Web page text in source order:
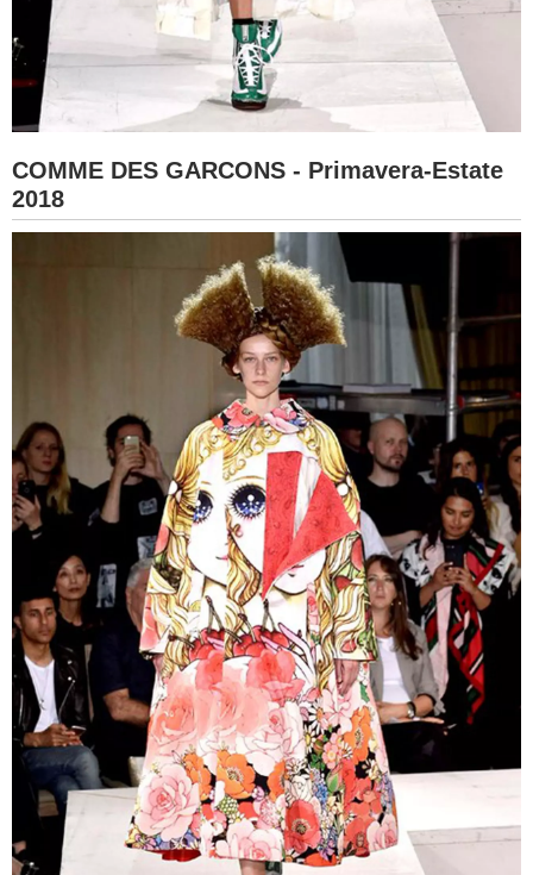
COMME DES GARCONS - Primavera-Estate
2018